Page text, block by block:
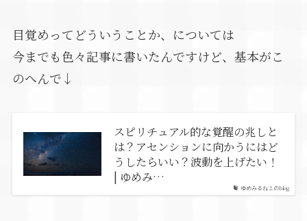
目覚めってどういうことか、については
今までも色々記事に書いたんですけど、基本がこ
のへんで↓
ゆめみるねこのblog
スピリチュアル的な覚醒の兆しと
は？アセンションに向かうにはど
うしたらいい？波動を上げたい！
| ゆめみ…